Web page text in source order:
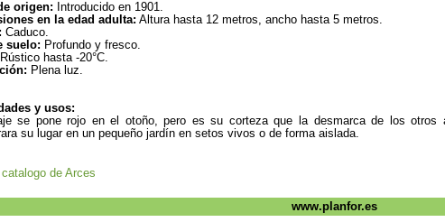
origen: Introducido en 1901.
en la edad adulta: Altura hasta 12 metros, ancho hasta 5 metros.
Caduco.
suelo: Profundo y fresco.
Rústico hasta -20°C.
Plena luz.
y usos:
se pone rojo en el otoño, pero es su corteza que la desmarca de los otros
su lugar en un pequeño jardín en setos vivos o de forma aislada.
de Arces
www.planfor.es